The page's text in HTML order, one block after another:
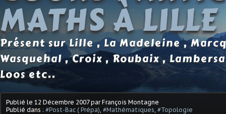
MATHS À LILLE
Présent sur Lille , La Madeleine ,
Wasquehal , Croix , Roubaix ,
Loos etc..
Publié le 12 Décembre 2007par François Montagne
Publié dans : #Post-Bac ( Prépa) #Mathématiques #Topologie